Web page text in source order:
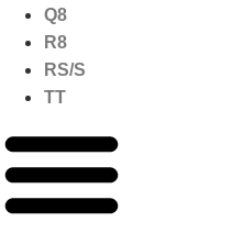
Q8
R8
RS/S
TT